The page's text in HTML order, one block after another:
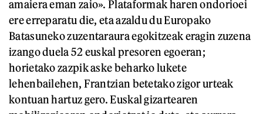
amaiera eman zaio». Plataformak haren ondorioei
ere erreparatu die, eta azaldu du Europako
Batasuneko zuzentaraura egokitzeak eragin zuzena
izango duela 52 euskal presoren egoeran;
horietako zazpik aske beharko lukete
lehenbailehen, Frantzian betetako zigor urteak
kontuan hartuz gero. Euskal gizartearen